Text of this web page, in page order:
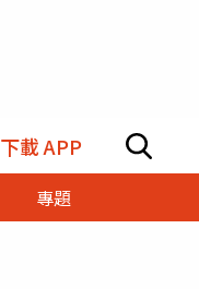
下載 APP
專題